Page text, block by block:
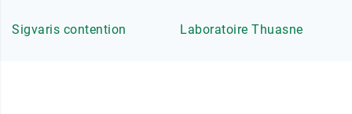
Sigvaris contention Laboratoire Thuasne